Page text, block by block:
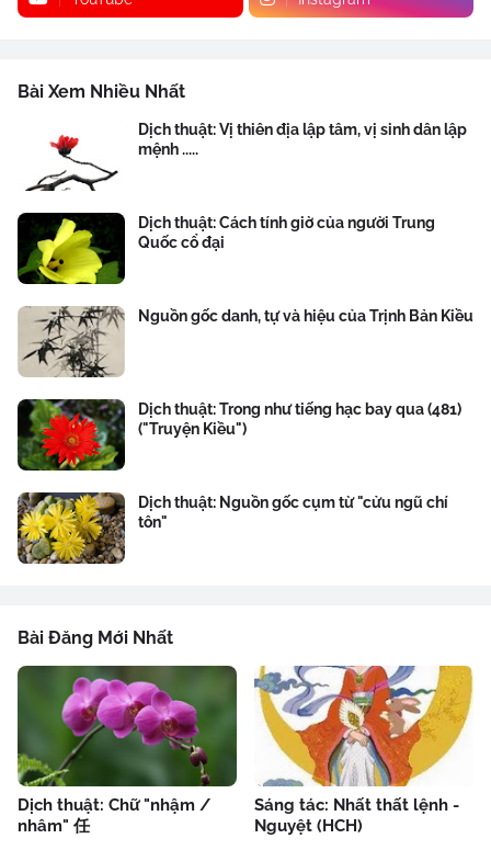
Bài Xem Nhiều Nhất
Dịch thuật: Vị thiên địa lập tâm, vị sinh dân lập
mệnh .....
Dịch thuật: Cách tính giờ của người Trung
Quốc cổ đại
Nguồn gốc danh, tự và hiệu của Trịnh Bản Kiều
Dịch thuật: Trong như tiếng hạc bay qua (481)
("Truyện Kiều")
Dịch thuật: Nguồn gốc cụm từ "cửu ngũ chí
tôn"
Bài Đăng Mới Nhất
Dịch thuật: Chữ "nhậm /
nhâm" 任
Sáng tác: Nhất thất lệnh -
Nguyệt (HCH)